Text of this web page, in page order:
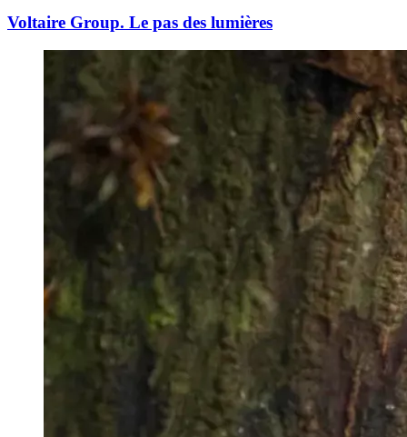
Voltaire Group. Le pas des lumières